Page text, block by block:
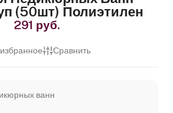
(50шт) Полиэтилен
291 руб.
Сравнить
ванн